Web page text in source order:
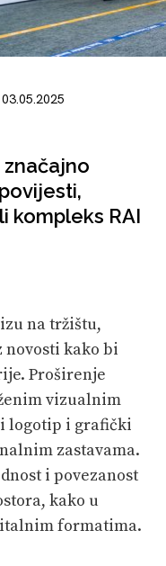
03.05.2025
kompleks RAI
na tržištu,
novosti kako bi
Proširenje
vizualnim
logotip i grafički
zastavama.
i povezanost
kako u
formatima.